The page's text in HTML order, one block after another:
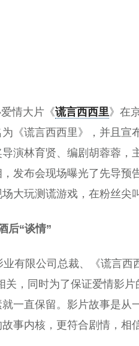
情大片《谎言西西里》在
《谎言西西里》，并且宣
演林育贤、编剧胡蓉蓉，
发布会现场曝光了先导预
大玩测谎游戏，在粉丝尖
后“谈情”
有限公司总裁、《谎言西
关，同时为了保证爱情影
一直保留。影片故事是从
事内核，更符合剧情，相